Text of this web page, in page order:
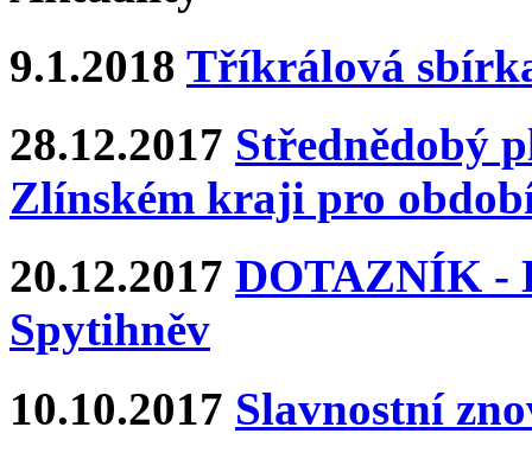
9.1.2018 Tříkrálová
28.12.2017 Střednědobý
Zlínském kraji pro
20.12.2017 DOTAZNÍK -
Spytihněv
10.10.2017 Slavnostní